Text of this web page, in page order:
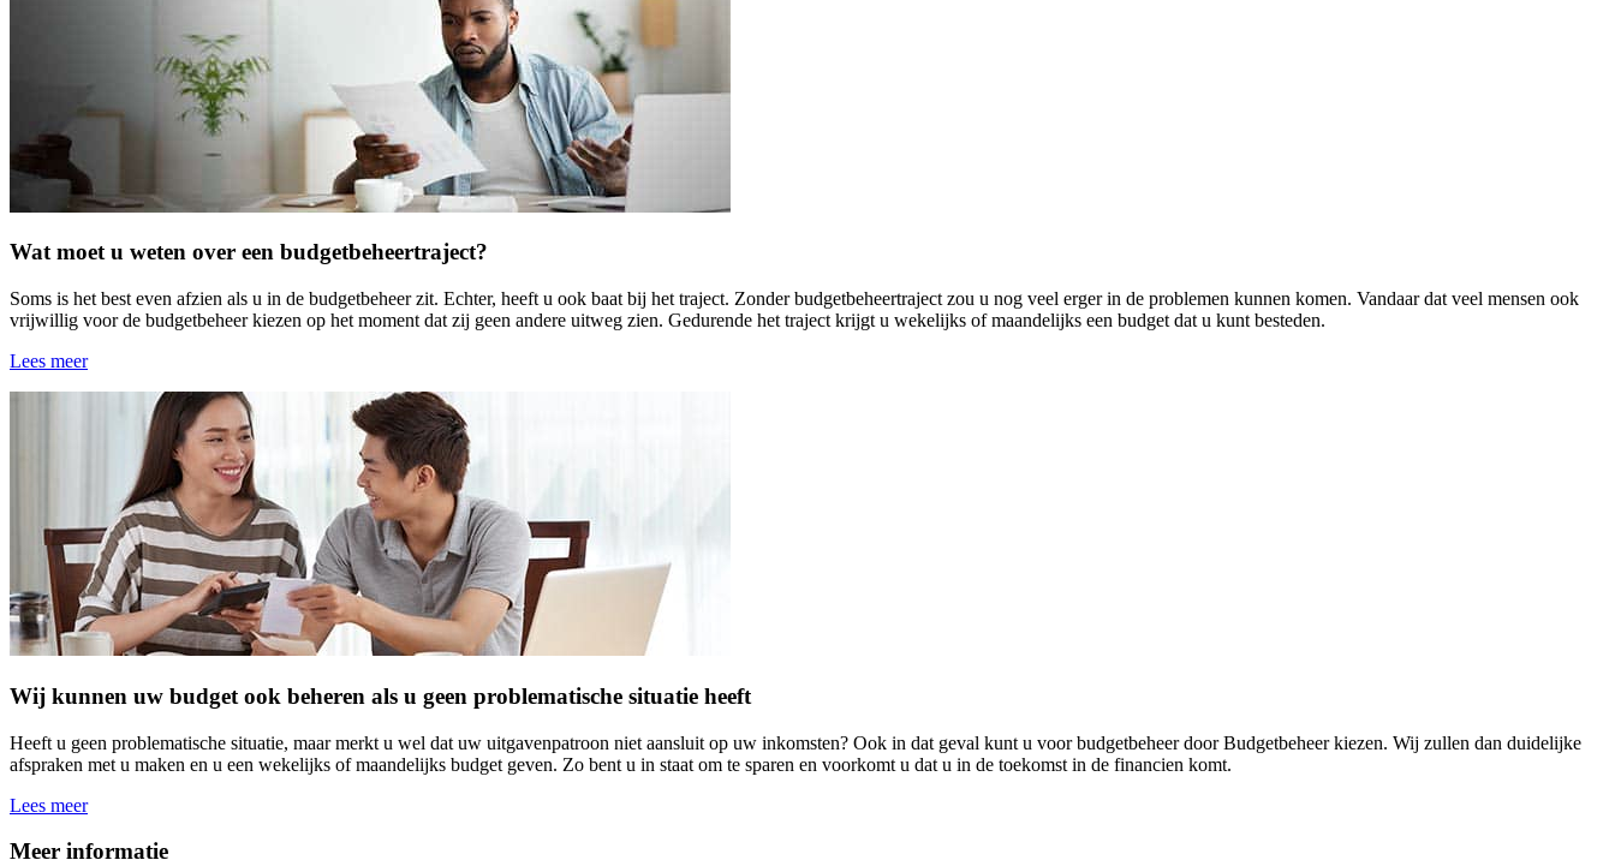
Wat moet u weten over een budgetbeheertraject?
Soms is het best even afzien als u in de budgetbeheer zit. Echter, heeft u ook baat bij het traject. Zonder budgetbeheertraject zou u nog veel erger in de problemen kunnen komen. Vandaar dat veel mensen ook
vrijwillig voor de budgetbeheer kiezen op het moment dat zij geen andere uitweg zien. Gedurende het traject krijgt u wekelijks of maandelijks een budget dat u kunt besteden.
Lees meer
Wij kunnen uw budget ook beheren als u geen problematische situatie heeft
Heeft u geen problematische situatie, maar merkt u wel dat uw uitgavenpatroon niet aansluit op uw inkomsten? Ook in dat geval kunt u voor budgetbeheer door Budgetbeheer kiezen. Wij zullen dan duidelijke
afspraken met u maken en u een wekelijks of maandelijks budget geven. Zo bent u in staat om te sparen en voorkomt u dat u in de toekomst in de financien komt.
Lees meer
Meer informatie